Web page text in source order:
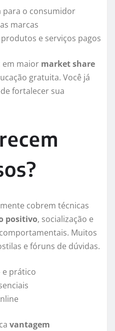
para o consumidor
marcas
e serviços pagos
em maior market share
gratuita. Você já
fortalecer sua
cobrem técnicas
positivo, socialização e
Muitos
e fóruns de dúvidas.
prático
vantagem